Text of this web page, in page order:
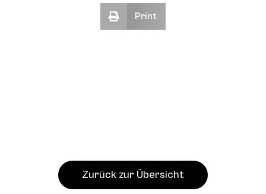
Print
Zurück zur Übersicht